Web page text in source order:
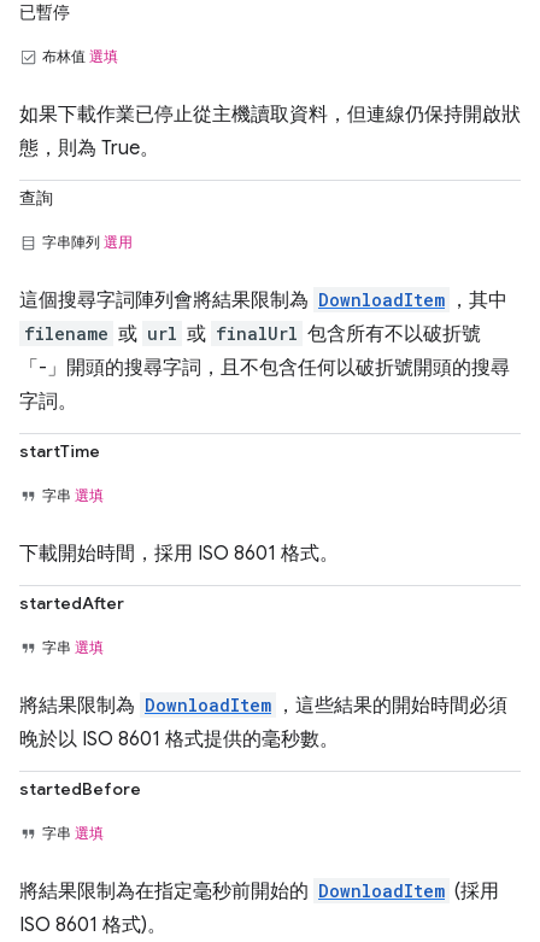
已暫停
布林值 選填
如果下載作業已停止從主機讀取資料，但連線仍保持開啟狀
態，則為 True。
查詢
字串陣列 選用
這個搜尋字詞陣列會將結果限制為 DownloadItem ，其中
filename 或 url 或 finalUrl 包含所有不以破折號
「-」開頭的搜尋字詞，且不包含任何以破折號開頭的搜尋
字詞。
startTime
字串 選填
下載開始時間，採用 ISO 8601 格式。
startedAfter
字串 選填
將結果限制為 DownloadItem ，這些結果的開始時間必須
晚於以 ISO 8601 格式提供的毫秒數。
startedBefore
字串 選填
將結果限制為在指定毫秒前開始的 DownloadItem (採用
ISO 8601 格式)。